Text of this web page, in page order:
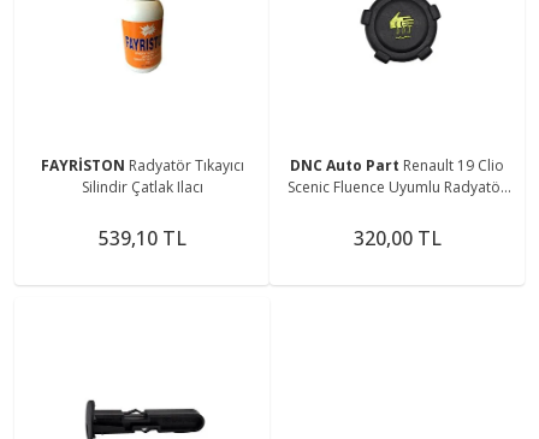
FAYRİSTON Radyatör Tıkayıcı
Silindir Çatlak Ilacı
539,10 TL
DNC Auto Part Renault 19 Clio
Scenic Fluence Uyumlu Radyatör
320,00 TL